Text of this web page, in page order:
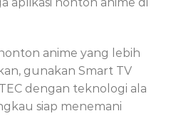
anime yang lebih
gunakan Smart TV
dengan teknologi ala
siap menemani